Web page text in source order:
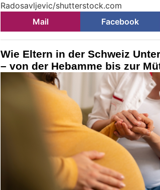
Radosavljevic/shutterstock.com
Mail
Facebook
Wie Eltern in der Schweiz
– von der Hebamme bis zur